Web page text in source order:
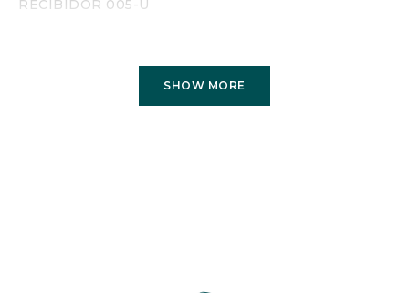
RECIBIDOR 005-U
SHOW MORE